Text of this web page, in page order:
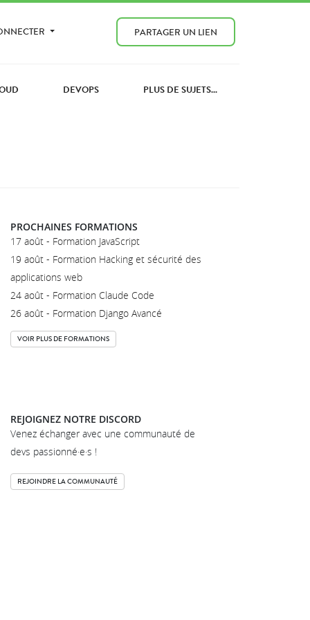
PARTAGER UN LIEN
DEVOPS PLUS DE SUJETS...
PROCHAINES FORMATIONS
17 août - Formation JavaScript
19 août - Formation Hacking et sécurité des
applications web
24 août - Formation Claude Code
26 août - Formation Django Avancé
VOIR PLUS DE FORMATIONS
REJOIGNEZ NOTRE DISCORD
Venez échanger avec une communauté de
devs passionné·e·s !
REJOINDRE LA COMMUNAUTÉ